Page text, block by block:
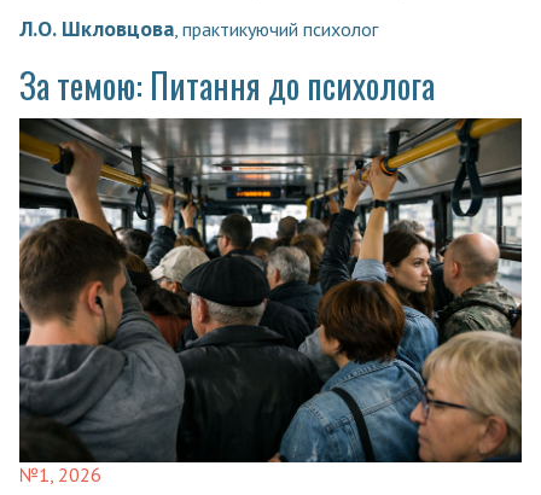
Л.О. Шкловцова , практикуючий психолог
За темою: Питання до психолога
№1, 2026